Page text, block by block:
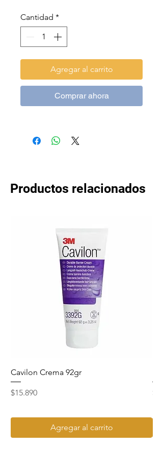
Cantidad *
Agregar al carrito
Comprar ahora
Productos relacionados
Cavilon Crema 92gr
Precio
$15.890
Agregar al carrito